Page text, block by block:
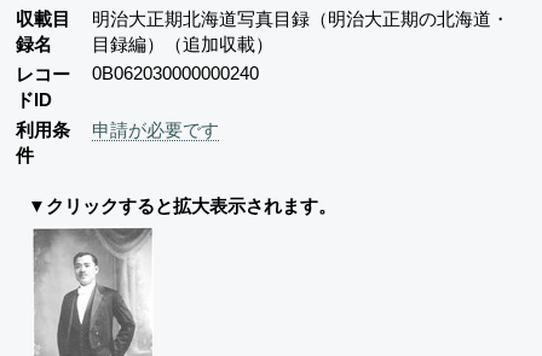
収載目
録名
明治大正期北海道写真目録（明治大正期の北海道・
目録編）（追加収載）
レコー
ドID
0B062030000000240
利用条
件
申請が必要です
▼クリックすると拡大表示されます。